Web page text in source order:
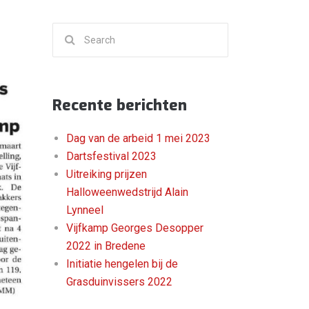
Recente berichten
Dag van de arbeid 1 mei 2023
Dartsfestival 2023
Uitreiking prijzen
Halloweenwedstrijd Alain
Lynneel
Vijfkamp Georges Desopper
2022 in Bredene
Initiatie hengelen bij de
Grasduinvissers 2022